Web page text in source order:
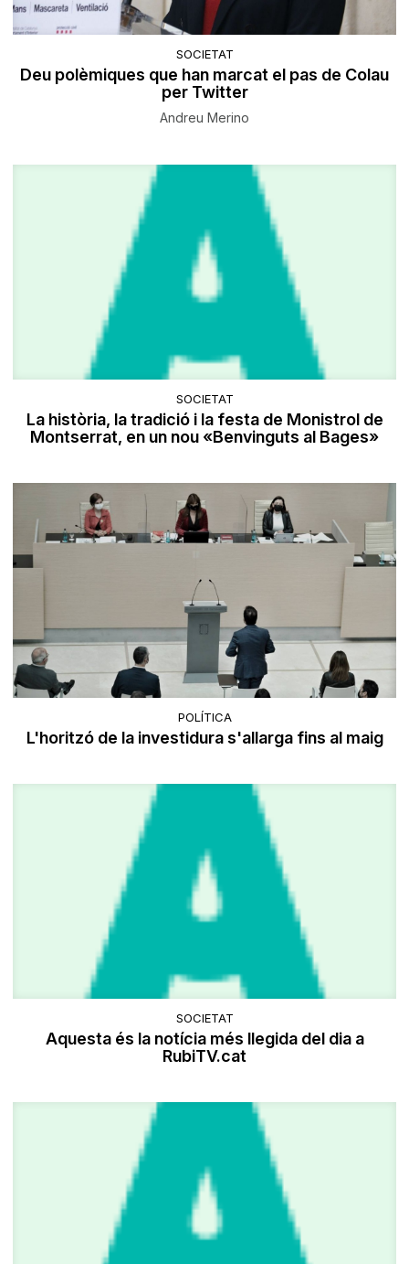
SOCIETAT
Deu polèmiques que han marcat el pas de Colau
per Twitter
Andreu Merino
SOCIETAT
La història, la tradició i la festa de Monistrol de
Montserrat, en un nou «Benvinguts al Bages»
POLÍTICA
L'horitzó de la investidura s'allarga fins al maig
SOCIETAT
Aquesta és la notícia més llegida del dia a
RubiTV.cat